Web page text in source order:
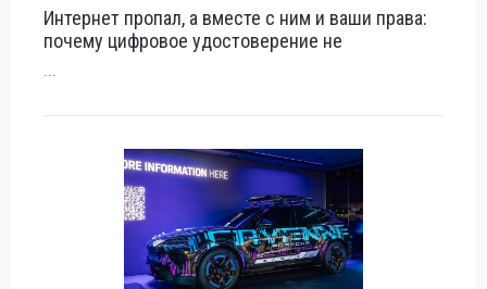
Интернет пропал, а вместе с ним и ваши права:
почему цифровое удостоверение не